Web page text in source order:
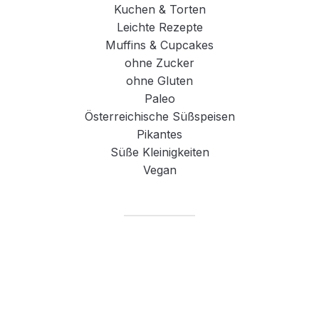
Kuchen & Torten
Leichte Rezepte
Muffins & Cupcakes
ohne Zucker
ohne Gluten
Paleo
Österreichische Süßspeisen
Pikantes
Süße Kleinigkeiten
Vegan